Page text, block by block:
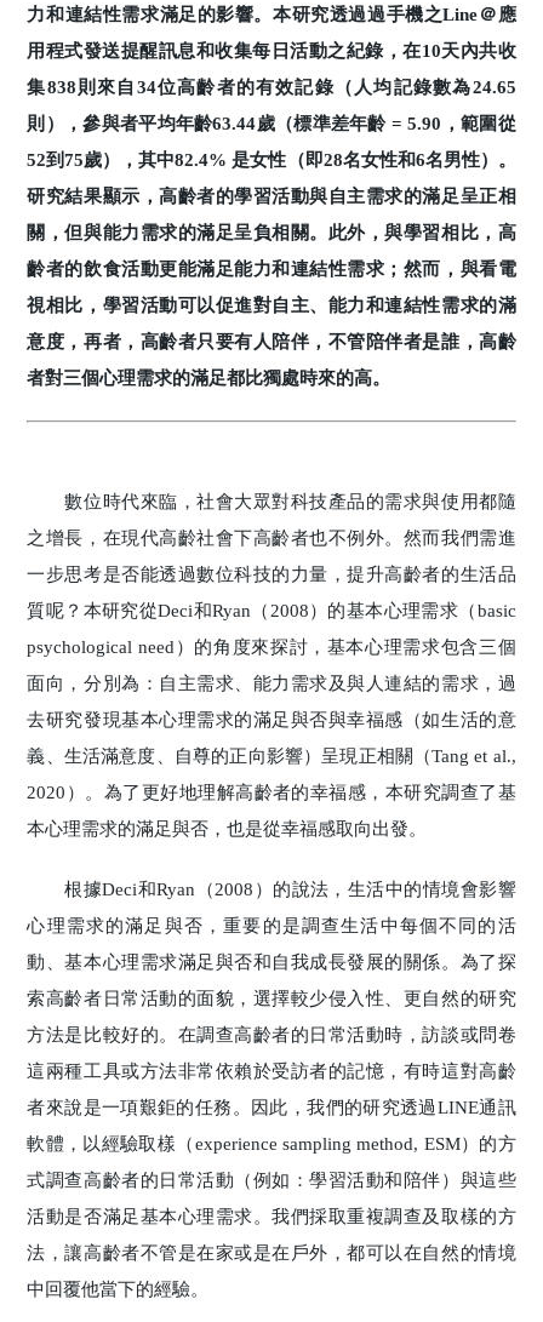
力和連結性需求滿足的影響。本研究透過過手機之Line＠應
用程式發送提醒訊息和收集每日活動之紀錄，在10天內共收
集838則來自34位高齡者的有效記錄（人均記錄數為24.65
則），參與者平均年齡63.44歲（標準差年齡 = 5.90，範圍從
52到75歲），其中82.4% 是女性（即28名女性和6名男性）。
研究結果顯示，高齡者的學習活動與自主需求的滿足呈正相
關，但與能力需求的滿足呈負相關。此外，與學習相比，高
齡者的飲食活動更能滿足能力和連結性需求；然而，與看電
視相比，學習活動可以促進對自主、能力和連結性需求的滿
意度，再者，高齡者只要有人陪伴，不管陪伴者是誰，高齡
者對三個心理需求的滿足都比獨處時來的高。
數位時代來臨，社會大眾對科技產品的需求與使用都隨
之增長，在現代高齡社會下高齡者也不例外。然而我們需進
一步思考是否能透過數位科技的力量，提升高齡者的生活品
質呢？本研究從Deci和Ryan（2008）的基本心理需求（basic
psychological need）的角度來探討，基本心理需求包含三個
面向，分別為：自主需求、能力需求及與人連結的需求，過
去研究發現基本心理需求的滿足與否與幸福感（如生活的意
義、生活滿意度、自尊的正向影響）呈現正相關（Tang et al.,
2020）。為了更好地理解高齡者的幸福感，本研究調查了基
本心理需求的滿足與否，也是從幸福感取向出發。
根據Deci和Ryan（2008）的說法，生活中的情境會影響
心理需求的滿足與否，重要的是調查生活中每個不同的活
動、基本心理需求滿足與否和自我成長發展的關係。為了探
索高齡者日常活動的面貌，選擇較少侵入性、更自然的研究
方法是比較好的。在調查高齡者的日常活動時，訪談或問卷
這兩種工具或方法非常依賴於受訪者的記憶，有時這對高齡
者來說是一項艱鉅的任務。因此，我們的研究透過LINE通訊
軟體，以經驗取樣（experience sampling method, ESM）的方
式調查高齡者的日常活動（例如：學習活動和陪伴）與這些
活動是否滿足基本心理需求。我們採取重複調查及取樣的方
法，讓高齡者不管是在家或是在戶外，都可以在自然的情境
中回覆他當下的經驗。